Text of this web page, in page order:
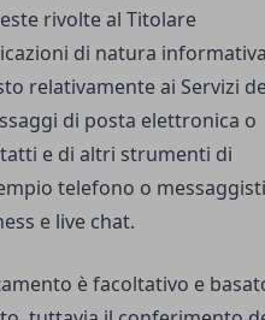
rivolte al Titolare
di natura
relativamente ai Servizi
di posta elettronica o
e di altri strumenti di
telefono o
e live chat.
è facoltativo e